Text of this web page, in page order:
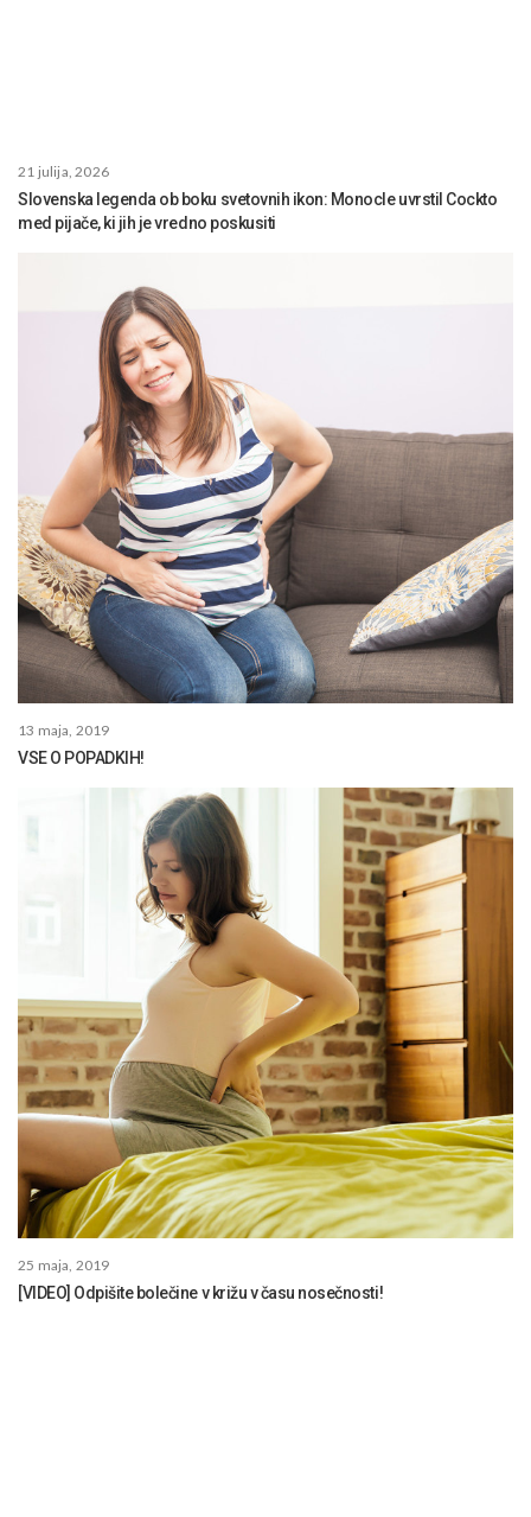
21 julija, 2026
Slovenska legenda ob boku svetovnih ikon: Monocle uvrstil Cockto
med pijače, ki jih je vredno poskusiti
13 maja, 2019
VSE O POPADKIH!
25 maja, 2019
[VIDEO] Odpišite bolečine v križu v času nosečnosti!